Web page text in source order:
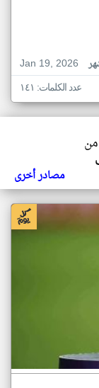
Jan 19, 2026
عدد الكلمات: ١٤١
من
مصادر أخرى